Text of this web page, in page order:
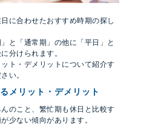
に合わせたおすすめ時期の探し
と「通常期」の他に「平日」と
分けられます。
ト・デメリットについて紹介す
い。
メリット・デメリット
のこと、繁忙期も休日と比較す
少ない傾向があります。